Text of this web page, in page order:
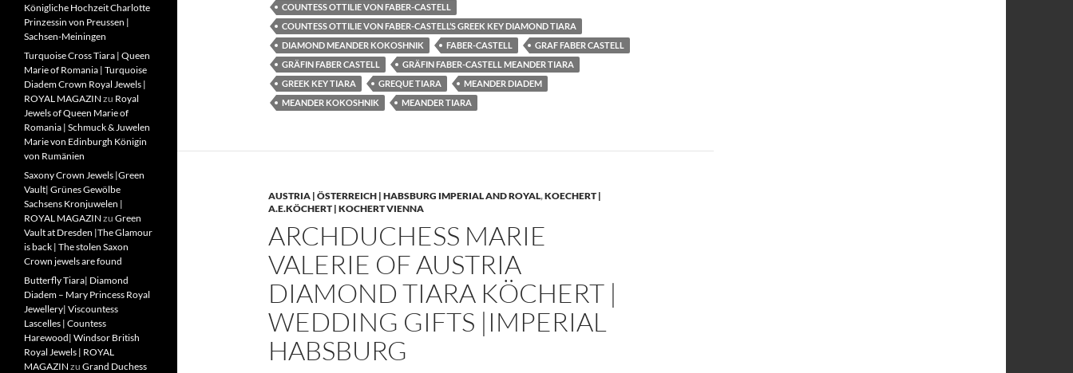
COUNTESS OTTILIE VON FABER-CASTELL
COUNTESS OTTILIE VON FABER-CASTELL’S GREEK KEY DIAMOND TIARA
DIAMOND MEANDER KOKOSHNIK
FABER-CASTELL
GRAF FABER CASTELL
GRÄFIN FABER CASTELL
GRÄFIN FABER-CASTELL MEANDER TIARA
GREEK KEY TIARA
GREQUE TIARA
MEANDER DIADEM
MEANDER KOKOSHNIK
MEANDER TIARA
AUSTRIA | ÖSTERREICH | HABSBURG IMPERIAL AND ROYAL,KOECHERT |
A.E.KÖCHERT | KOCHERT VIENNA
ARCHDUCHESS MARIE
VALERIE OF AUSTRIA
DIAMOND TIARA KÖCHERT |
WEDDING GIFTS |IMPERIAL
HABSBURG
Königliche Hochzeit Charlotte
Prinzessin von Preussen |
Sachsen-Meiningen
Turquoise Cross Tiara | Queen
Marie of Romania | Turquoise
Diadem Crown Royal Jewels |
ROYAL MAGAZIN zu Royal
Jewels of Queen Marie of
Romania | Schmuck & Juwelen
Marie von Edinburgh Königin
von Rumänien
Saxony Crown Jewels |Green
Vault| Grünes Gewölbe
Sachsens Kronjuwelen |
ROYAL MAGAZIN zu Green
Vault at Dresden |The Glamour
is back | The stolen Saxon
Crown jewels are found
Butterfly Tiara| Diamond
Diadem – Mary Princess Royal
Jewellery| Viscountess
Lascelles | Countess
Harewood| Windsor British
Royal Jewels | ROYAL
MAGAZIN zu Grand Duchess